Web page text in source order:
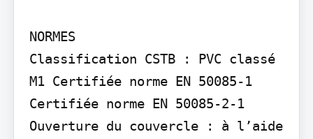
NORMES
Classification CSTB : PVC classé
M1 Certifiée norme EN 50085-1
Certifiée norme EN 50085-2-1
Ouverture du couvercle : à l’aide